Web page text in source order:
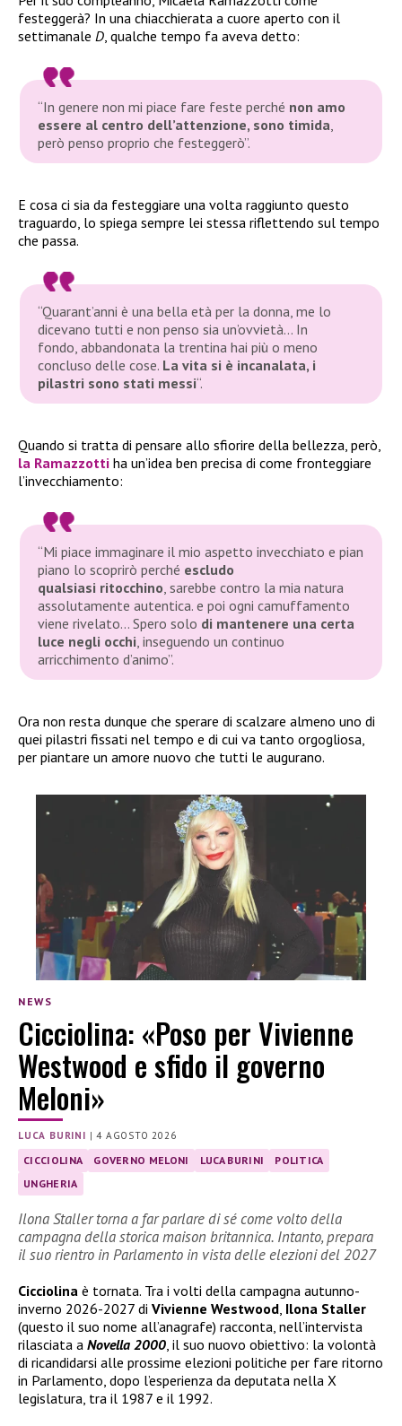
festeggerà? In una chiacchierata a cuore aperto con il
settimanale D , qualche tempo fa aveva detto:
“In genere non mi piace fare feste perché non amo
essere al centro dell’attenzione, sono timida
però penso proprio che festeggerò”.
E cosa ci sia da festeggiare una volta raggiunto questo
traguardo, lo spiega sempre lei stessa riflettendo sul tempo
che passa.
“Quarant’anni è una bella età per la donna, me lo
dicevano tutti e non penso sia un’ovvietà… In
fondo, abbandonata la trentina hai più o meno
concluso delle cose. La vita si è incanalata, i
pilastri sono stati messi“.
Quando si tratta di pensare allo sfiorire della bellezza, però,
la Ramazzotti ha un’idea ben precisa di come fronteggiare
l’invecchiamento:
“Mi piace immaginare il mio aspetto invecchiato e pian
piano lo scoprirò perché escludo
qualsiasi ritocchino, sarebbe contro la mia natura
assolutamente autentica. e poi ogni camuffamento
viene rivelato… Spero solo di mantenere una certa
luce negli occhi, inseguendo un continuo
arricchimento d’animo”.
Ora non resta dunque che sperare di scalzare almeno uno di
quei pilastri fissati nel tempo e di cui va tanto orgogliosa,
per piantare un amore nuovo che tutti le augurano.
NEWS
Cicciolina: «Poso per Vivienne
Westwood e sfido il governo
Meloni»
LUCA BURINI |4 AGOSTO 2026
CICCIOLINA GOVERNO MELONI LUCA BURINI
POLITICA
UNGHERIA
Ilona Staller torna a far parlare di sé come volto della
campagna della storica maison britannica. Intanto, prepara
il suo rientro in Parlamento in vista delle elezioni del 2027
Cicciolina è tornata. Tra i volti della campagna autunno-
inverno 2026-2027 di Vivienne Westwood, Ilona Staller
(questo il suo nome all’anagrafe) racconta, nell’intervista
rilasciata a Novella 2000, il suo nuovo obiettivo: la volontà
di ricandidarsi alle prossime elezioni politiche per fare ritorno
in Parlamento, dopo l’esperienza da deputata nella X
legislatura, tra il 1987 e il 1992.